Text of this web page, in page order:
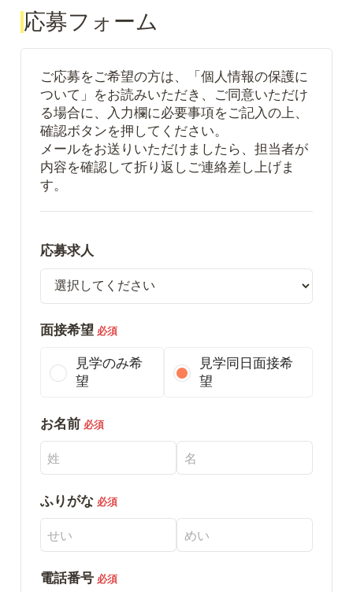
応募フォーム
ご応募をご希望の方は、「個人情報の保護に
ついて」をお読みいただき、ご同意いただけ
る場合に、入力欄に必要事項をご記入の上、
確認ボタンを押してください。
メールをお送りいただけましたら、担当者が
内容を確認して折り返しご連絡差し上げま
す。
応募求人
面接希望 必須
見学のみ希
望
見学同日面接希
望
お名前 必須
ふりがな 必須
電話番号 必須